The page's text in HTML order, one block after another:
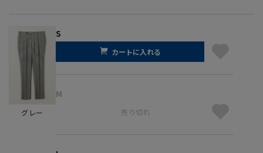
グレー
S
カートに入れる
M
売り切れ